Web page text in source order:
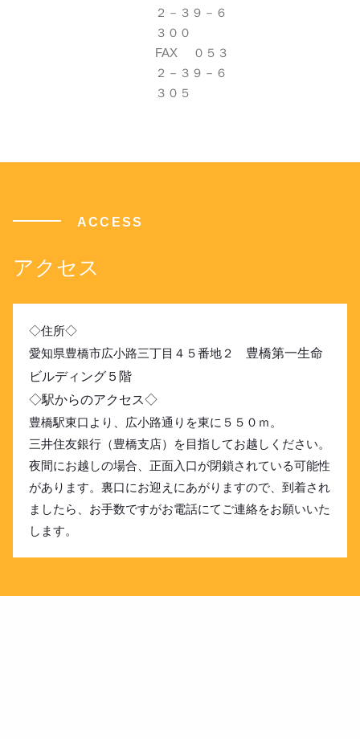
２－３９－６
３００
FAX ０５３
２－３９－６
３０５
ACCESS
アクセス
◇住所◇
愛知県豊橋市広小路三丁目４５番地２ 豊橋第一生命
ビルディング５階
◇駅からのアクセス◇
豊橋駅東口より、広小路通りを東に５５０ｍ。
三井住友銀行（豊橋支店）を目指してお越しください。
夜間にお越しの場合、正面入口が閉鎖されている可能性
があります。裏口にお迎えにあがりますので、到着され
ましたら、お手数ですがお電話にてご連絡をお願いいた
します。